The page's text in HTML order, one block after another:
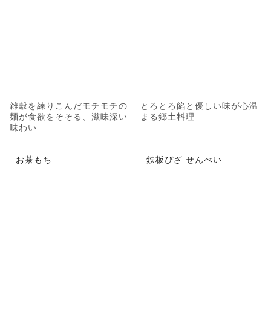
雑穀を練りこんだモチモチの
麺が食欲をそそる、滋味深い
味わい
とろとろ餡と優しい味が心温
まる郷土料理
お茶もち 鉄板ぴざ せんべい